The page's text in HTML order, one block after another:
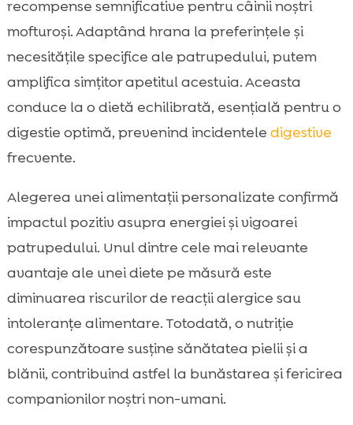
recompense semnificative pentru câinii noștri
mofturoși. Adaptând hrana la preferințele și
necesitățile specifice ale patrupedului, putem
amplifica simțitor apetitul acestuia. Aceasta
conduce la o dietă echilibrată, esențială pentru o
digestie optimă, prevenind incidentele digestive
frecvente.
Alegerea unei alimentații personalizate confirmă
impactul pozitiv asupra energiei și vigoarei
patrupedului. Unul dintre cele mai relevante
avantaje ale unei diete pe măsură este
diminuarea riscurilor de reacții alergice sau
intoleranțe alimentare. Totodată, o nutriție
corespunzătoare susține sănătatea pielii și a
blănii, contribuind astfel la bunăstarea și fericirea
companionilor noștri non-umani.